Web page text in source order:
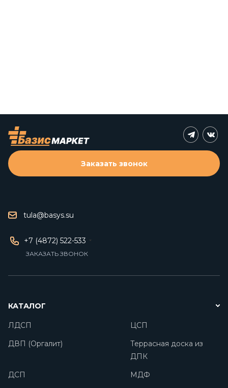
tula@basys.su
+7 (4872) 522-533
ЗАКАЗАТЬ ЗВОНОК
Заказать звонок
КАТАЛОГ
ЛДСП
ЦСП
ДВП (Оргалит)
Террасная доска из
ДПК
ДСП
МДФ